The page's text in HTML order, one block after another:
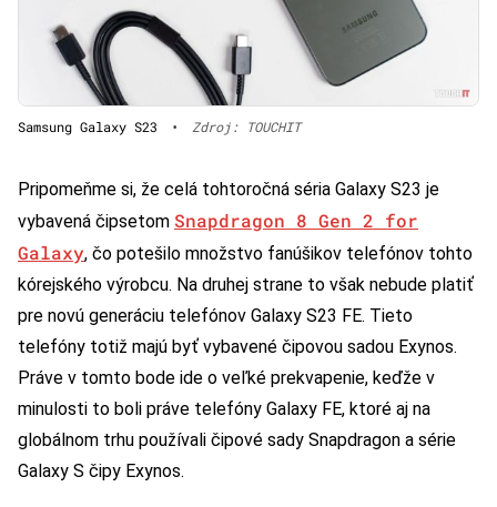
Samsung Galaxy S23 • Zdroj: TOUCHIT
Pripomeňme si, že celá tohtoročná séria Galaxy S23 je
vybavená čipsetom Snapdragon 8 Gen 2 for
Galaxy, čo potešilo množstvo fanúšikov telefónov tohto
kórejského výrobcu. Na druhej strane to však nebude platiť
pre novú generáciu telefónov Galaxy S23 FE. Tieto
telefóny totiž majú byť vybavené čipovou sadou Exynos.
Práve v tomto bode ide o veľké prekvapenie, keďže v
minulosti to boli práve telefóny Galaxy FE, ktoré aj na
globálnom trhu používali čipové sady Snapdragon a série
Galaxy S čipy Exynos.